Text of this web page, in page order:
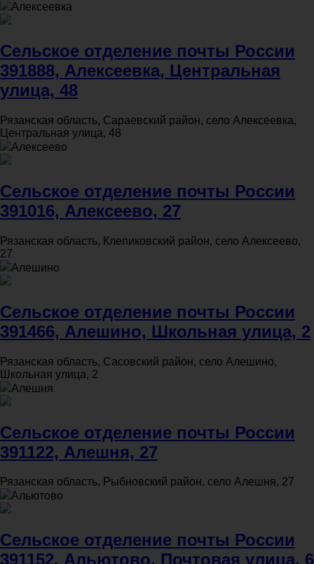
Алексеевка
Сельское отделение почты России
391888, Алексеевка, Центральная
улица, 48
Рязанская область, Сараевский район, село Алексеевка,
Центральная улица, 48
Алексеево
Сельское отделение почты России
391016, Алексеево, 27
Рязанская область, Клепиковский район, село Алексеево,
27
Алешино
Сельское отделение почты России
391466, Алешино, Школьная улица, 2
Рязанская область, Сасовский район, село Алешино,
Школьная улица, 2
Алешня
Сельское отделение почты России
391122, Алешня, 27
Рязанская область, Рыбновский район, село Алешня, 27
Альютово
Сельское отделение почты России
391152, Альютово, Почтовая улица, 6